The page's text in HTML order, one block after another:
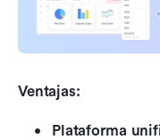
Ventajas:
Plataforma